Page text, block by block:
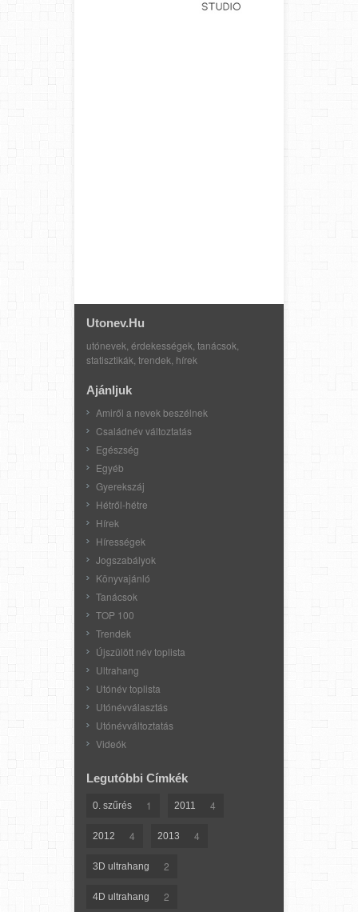
Utonev.hu
utónevek, érdekességek, tanácsok,
statisztikák, trendek, hírek
Ajánljuk
Amiről a nevek beszélnek
Családnév változtatás
Egészség
Egyéb
Gyerekszáj
Hétről-hétre
Hírek
Hírességek
Jogszabályok
Könyvajánló
Tanácsok
TOP 100
Trendek
Újszülött név toplista
Ultrahang
Utónév toplista
Utónévválasztás
Utónévváltoztatás
Videók
Legutóbbi Címkék
0. szűrés 1 2011 4
2012 4 2013 4
3D ultrahang 2
4D ultrahang 2